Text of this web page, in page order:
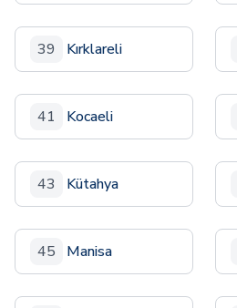
39 Kırklareli
41 Kocaeli
43 Kütahya
45 Manisa